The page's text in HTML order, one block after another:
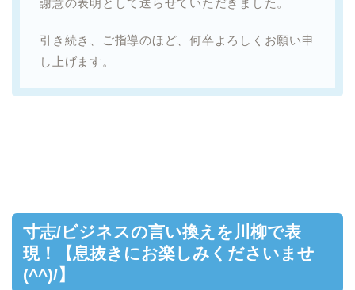
引き続き、ご指導のほど、何卒よろしくお願い申
し上げます。
寸志/ビジネスの言い換えを川柳で表
現！【息抜きにお楽しみくださいませ
(^^)/】